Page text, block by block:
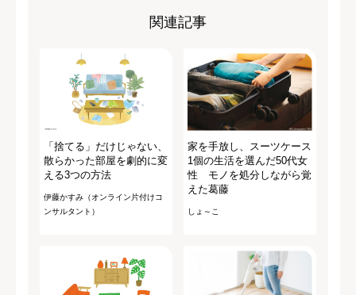
関連記事
「捨てる」だけじゃない、
散らかった部屋を劇的に変
える3つの方法
伊藤かすみ（オンライン片付けコ
ンサルタント）
家を手放し、スーツケース
1個の生活を選んだ50代女
性 モノを処分しながら覚
えた葛藤
しょ～こ